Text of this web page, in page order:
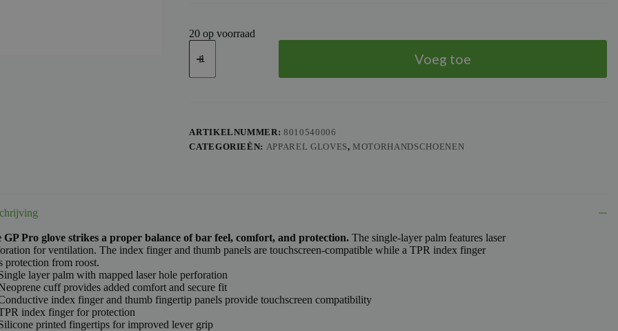
20 op voorraad
TROY
LEE
-
PRO
FRAMEWORK,
CAR,
Voeg toe
ARTIKELNUMMER:8010540006
CATEGORIEËN: APPAREL GLOVES, MOTORHANDSCHOENEN
GP Pro glove strikes a proper balance of bar feel, comfort, and protection.The single-layer palm features laser
for ventilation. The index finger and thumb panels are touchscreen-compatible while a TPR index finger
protection from roost.
layer palm with mapped laser hole perforation
cuff provides added comfort and secure fit
index finger and thumb fingertip panels provide touchscreen compatibility
index finger for protection
printed fingertips for improved lever grip